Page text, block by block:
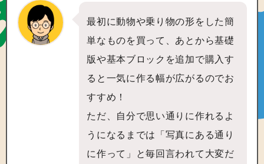
最初に動物や乗り物の形をした簡
単なものを買って、あとから基礎
版や基本ブロックを追加で購入す
ると一気に作る幅が広がるのでお
すすめ！
ただ、自分で思い通りに作れるよ
うになるまでは「写真にある通り
に作って」と毎回言われて大変だ